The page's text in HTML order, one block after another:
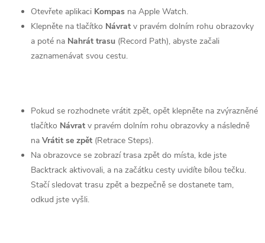
Otevřete aplikaci Kompas na Apple Watch.
Klepněte na tlačítko Návrat v pravém dolním rohu obrazovky
a poté na Nahrát trasu (Record Path), abyste začali
zaznamenávat svou cestu.
Pokud se rozhodnete vrátit zpět, opět klepněte na zvýrazněné
tlačítko Návrat v pravém dolním rohu obrazovky a následně
na Vrátit se zpět (Retrace Steps).
Na obrazovce se zobrazí trasa zpět do místa, kde jste
Backtrack aktivovali, a na začátku cesty uvidíte bílou tečku.
Stačí sledovat trasu zpět a bezpečně se dostanete tam,
odkud jste vyšli.